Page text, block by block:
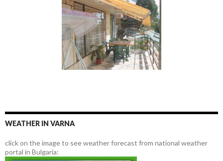
WEATHER IN VARNA
click on the image to see weather forecast from national weather
portal in Bulgaria: